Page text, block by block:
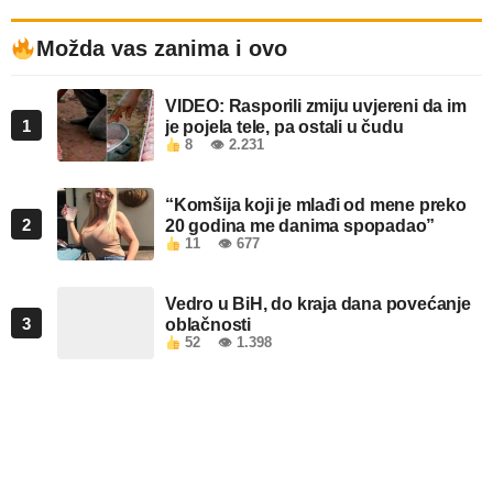
Možda vas zanima i ovo
1
VIDEO: Rasporili zmiju uvjereni da im
je pojela tele, pa ostali u čudu
8 👁 2.231
2
“Komšija koji je mlađi od mene preko
20 godina me danima spopadao”
11 👁 677
3
Vedro u BiH, do kraja dana povećanje
oblačnosti
52 👁 1.398